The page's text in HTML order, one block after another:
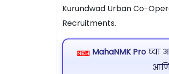
Kurundwad Urban Co-
Recruitments.
MahaNMK Proघ्या